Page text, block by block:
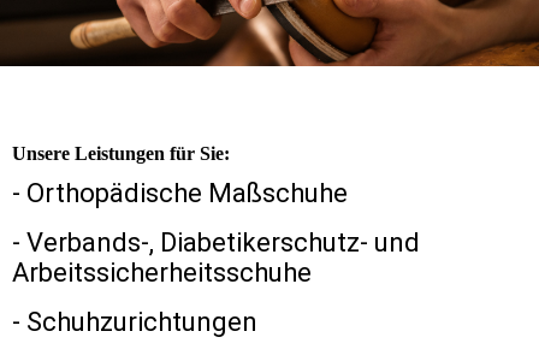
Unsere Leistungen für Sie:
- Orthopädische Maßschuhe
- Verbands-, Diabetikerschutz- und
Arbeitssicherheitsschuhe
- Schuhzurichtungen